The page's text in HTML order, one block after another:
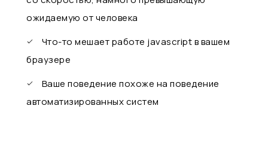
ожидаемую от человека
Что-то мешает работе javascript в вашем
браузере
Ваше поведение похоже на поведение
автоматизированных систем